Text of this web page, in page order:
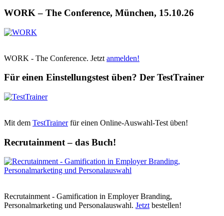
WORK – The Conference, München, 15.10.26
WORK - The Conference. Jetzt anmelden!
Für einen Einstellungstest üben? Der TestTrainer
Mit dem TestTrainerfür einen Online-Auswahl-Test üben!
Recrutainment – das Buch!
Recrutainment - Gamification in Employer Branding,
Personalmarketing und Personalauswahl. Jetzt bestellen!